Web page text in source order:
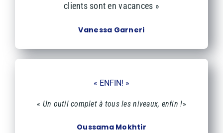
clients sont en vacances »
Vanessa Garneri
« ENFIN! »
« Un outil complet à tous les niveaux, enfin !»
Oussama Mokhtir